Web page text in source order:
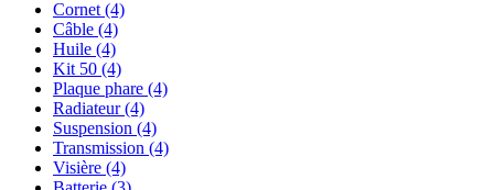
Cornet (4)
Câble (4)
Huile (4)
Kit 50 (4)
Plaque phare (4)
Radiateur(4)
Suspension (4)
Transmission (4)
Visière (4)